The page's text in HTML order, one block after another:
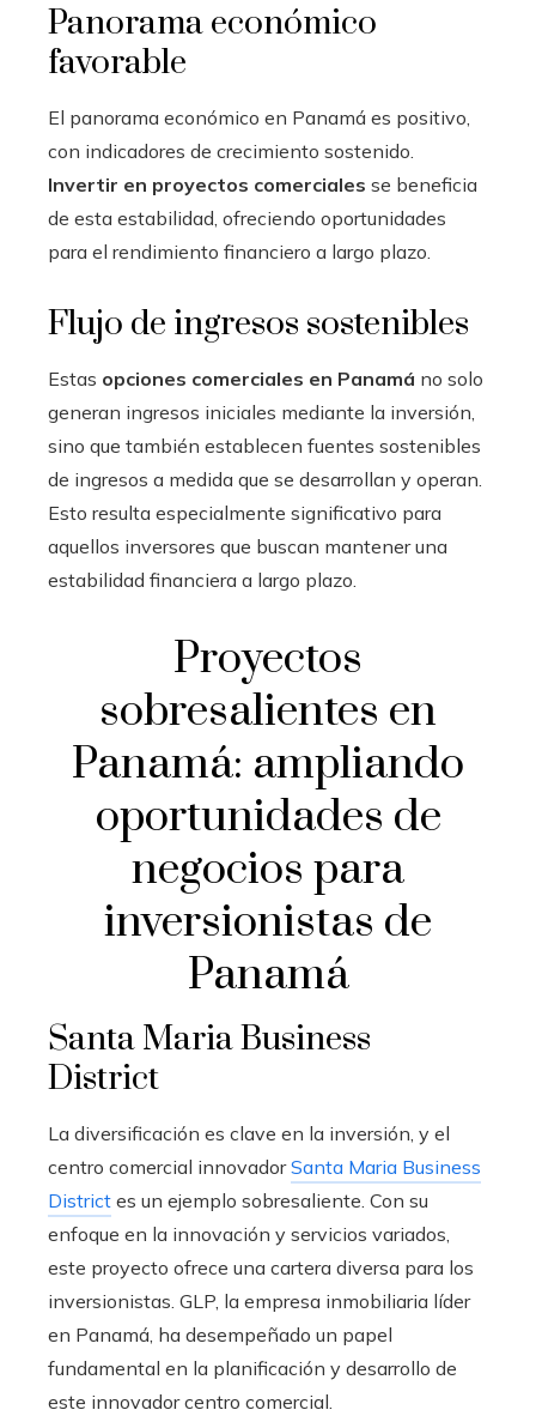
Panorama económico
favorable
El panorama económico en Panamá es positivo,
con indicadores de crecimiento sostenido.
Invertir en proyectos comerciales se beneficia
de esta estabilidad, ofreciendo oportunidades
para el rendimiento financiero a largo plazo.
Flujo de ingresos sostenibles
Estas opciones comerciales en Panamá no solo
generan ingresos iniciales mediante la inversión,
sino que también establecen fuentes sostenibles
de ingresos a medida que se desarrollan y operan.
Esto resulta especialmente significativo para
aquellos inversores que buscan mantener una
estabilidad financiera a largo plazo.
Proyectos
sobresalientes en
Panamá: ampliando
oportunidades de
negocios para
inversionistas de
Panamá
Santa Maria Business
District
La diversificación es clave en la inversión, y el
centro comercial innovadorSanta Maria Business
District es un ejemplo sobresaliente. Con su
enfoque en la innovación y servicios variados,
este proyecto ofrece una cartera diversa para los
inversionistas. GLP, la empresa inmobiliaria líder
en Panamá, ha desempeñado un papel
fundamental en la planificación y desarrollo de
este innovador centro comercial.